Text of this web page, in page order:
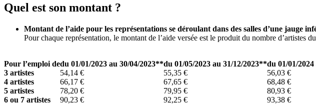
Quel est son montant ?
Montant de l’aide pour les représentations se déroulant dans des salles d’une jauge
Pour chaque représentation, le montant de l’aide versée est le produit du nombre d’artistes
Pour l’emploi dedu 01/01/2023 au 30/04/2023**du 01/05/2023 au 31/12/2023**du 01/01/
3 artistes
54,14 € 55,35 € 56,03 €
4 artistes
66,17 € 67,65 € 68,48 €
5 artistes
78,20 € 79,95 € 80,93 €
6 ou 7 artistes
90,23 € 92,25 € 93,38 €